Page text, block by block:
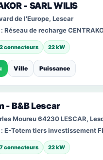
- SARL WILIS
de l'Europe, Lescar
Réseau de recharge
2 connecteurs 22 kW
Ville Puissance
- B&B Lescar
Moureu 64230 LESCAR,
E-Totem tiers investissement
7 connecteurs 22 kW